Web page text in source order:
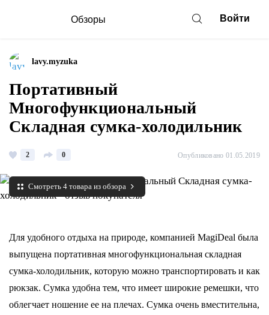
Обзоры Войти
lavy.myzuka
Портативный
Многофункциональный
Складная сумка-холодильник
2 0 Опубликовано 01.05.2019
Смотреть 4 товара из обзора
Для удобного отдыха на природе, компанией MagiDeal была
выпущена портативная многофункциональная складная
сумка-холодильник, которую можно транспортировать и как
рюкзак. Сумка удобна тем, что имеет широкие ремешки, что
облегчает ношение ее на плечах. Сумка очень вместительна,